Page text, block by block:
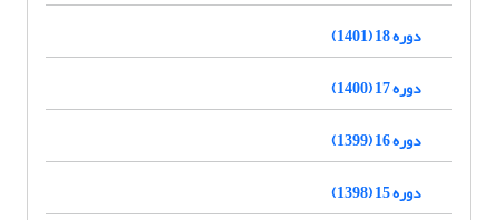
دوره 18 (1401)
دوره 17 (1400)
دوره 16 (1399)
دوره 15 (1398)